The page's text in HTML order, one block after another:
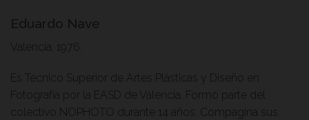
Eduardo Nave
Valencia, 1976.
Es Técnico Superior de Artes Plásticas y Diseño en
Fotografía por la EASD de Valencia. Formó parte del
colectivo NOPHOTO durante 14 años. Compagina sus